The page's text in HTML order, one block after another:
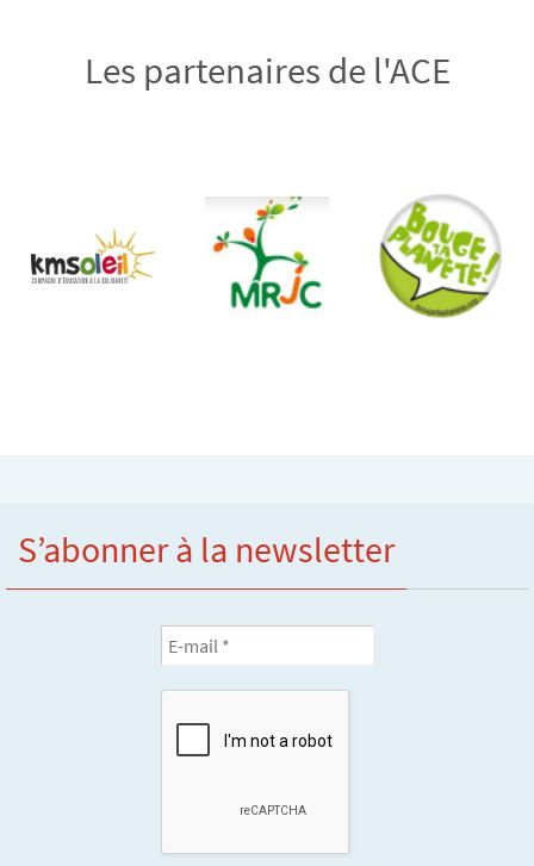
Les partenaires de l'ACE
S’abonner à la newsletter